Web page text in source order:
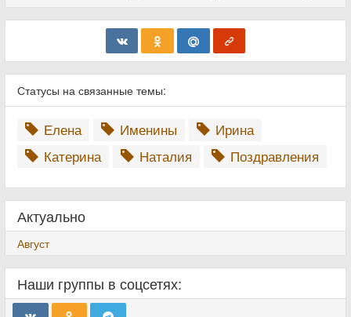
Статусы на связанные темы:
Елена Именины
Ирина
Катерина
Наталия Поздравления
Актуально
Август
Наши группы в соцсетях: